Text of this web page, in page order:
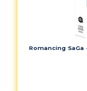
Romancing